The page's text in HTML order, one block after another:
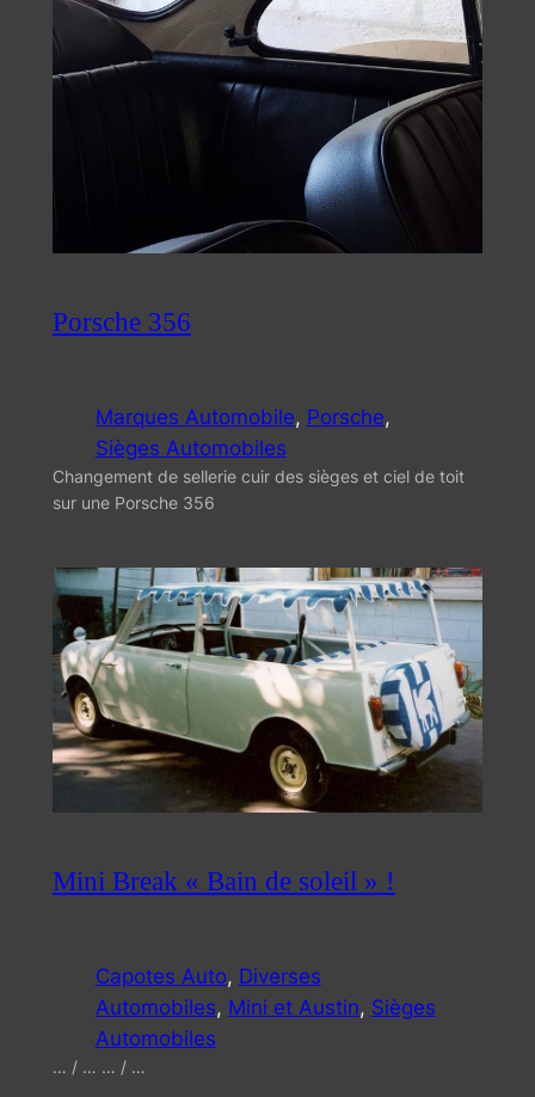
Porsche 356
Marques Automobile, Porsche
Sièges Automobiles
Changement de sellerie cuir des sièges et ciel de toit
sur une Porsche 356
Mini Break « Bain de soleil » !
Capotes Auto, Diverses
Automobiles, Mini et Austin, Sièges
Automobiles
… / … … / …